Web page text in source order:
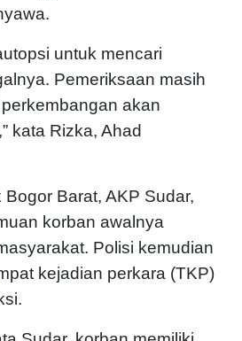
untuk mencari
Pemeriksaan masih
akan
kata Rizka, Ahad
Barat, AKP Sudar,
korban awalnya
Polisi kemudian
kejadian perkara (TKP)